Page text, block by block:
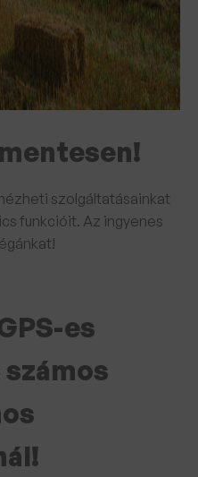
szolgáltatásainkat
funkcióit. Az ingyenes
es